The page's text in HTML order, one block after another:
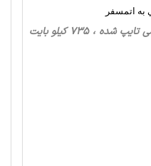
به اتمسفر
، طراحی‌ جامدات، 21 صفحه فارسی تایپ شده ، 735 کیلو بایت